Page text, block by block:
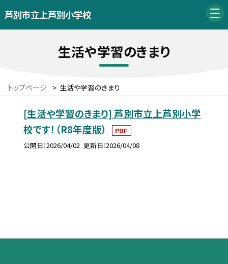
芦別市立上芦別小学校
生活や学習のきまり
トップページ > 生活や学習のきまり
[生活や学習のきまり] 芦別市立上芦別小学
校です！（R8年度版）
PDF
公開日 2026/04/02 更新日 2026/04/08